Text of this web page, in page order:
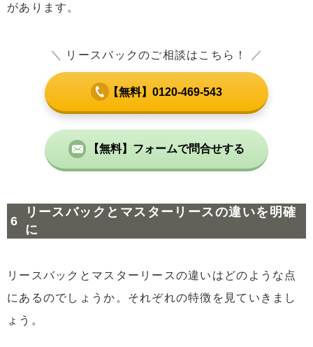
があります。
＼ リースバックのご相談はこちら！ ／
【無料】0120-469-543
【無料】フォームで問合せする
リースバックとマスターリースの違いを明確
に
リースバックとマスターリースの違いはどのような点
にあるのでしょうか。それぞれの特徴を見ていきまし
ょう。